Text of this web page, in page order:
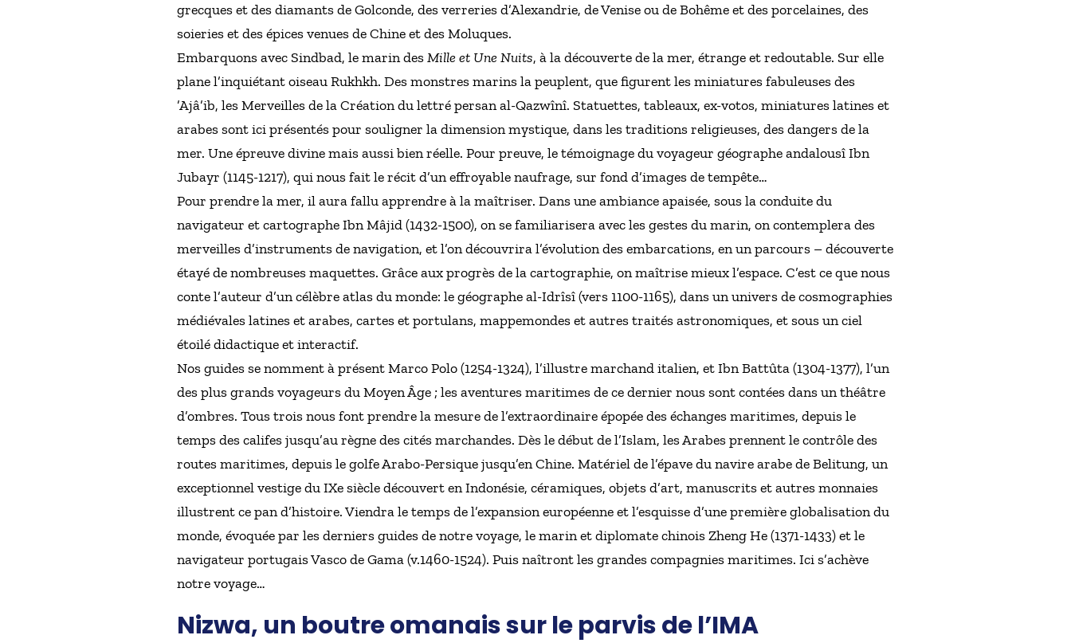
grecques et des diamants de Golconde, des verreries d’Alexandrie, de Venise ou de Bohême et des porcelaines, des
soieries et des épices venues de Chine et des Moluques.
Embarquons avec Sindbad, le marin desMille et Une Nuits, à la découverte de la mer, étrange et redoutable. Sur elle
plane l’inquiétant oiseau Rukhkh. Des monstres marins la peuplent, que figurent les miniatures fabuleuses des
’Ajâ’ib, les Merveilles de la Création du lettré persan al-Qazwînî. Statuettes, tableaux, ex-votos, miniatures latines et
arabes sont ici présentés pour souligner la dimension mystique, dans les traditions religieuses, des dangers de la
mer. Une épreuve divine mais aussi bien réelle. Pour preuve, le témoignage du voyageur géographe andalousî Ibn
Jubayr (1145-1217), qui nous fait le récit d’un effroyable naufrage, sur fond d’images de tempête…
Pour prendre la mer, il aura fallu apprendre à la maîtriser. Dans une ambiance apaisée, sous la conduite du
navigateur et cartographe Ibn Mâjid (1432-1500), on se familiarisera avec les gestes du marin, on contemplera des
merveilles d’instruments de navigation, et l’on découvrira l’évolution des embarcations, en un parcours – découverte
étayé de nombreuses maquettes. Grâce aux progrès de la cartographie, on maîtrise mieux l’espace. C’est ce que nous
conte l’auteur d’un célèbre atlas du monde: le géographe al-Idrîsî (vers 1100-1165), dans un univers de cosmographies
médiévales latines et arabes, cartes et portulans, mappemondes et autres traités astronomiques, et sous un ciel
étoilé didactique et interactif.
Nos guides se nomment à présent Marco Polo (1254-1324), l’illustre marchand italien, et Ibn Battûta (1304-1377), l’un
des plus grands voyageurs du Moyen Âge ; les aventures maritimes de ce dernier nous sont contées dans un théâtre
d’ombres. Tous trois nous font prendre la mesure de l’extraordinaire épopée des échanges maritimes, depuis le
temps des califes jusqu’au règne des cités marchandes. Dès le début de l’Islam, les Arabes prennent le contrôle des
routes maritimes, depuis le golfe Arabo-Persique jusqu’en Chine. Matériel de l’épave du navire arabe de Belitung, un
exceptionnel vestige du IXe siècle découvert en Indonésie, céramiques, objets d’art, manuscrits et autres monnaies
illustrent ce pan d’histoire. Viendra le temps de l’expansion européenne et l’esquisse d’une première globalisation du
monde, évoquée par les derniers guides de notre voyage, le marin et diplomate chinois Zheng He (1371-1433) et le
navigateur portugais Vasco de Gama (v.1460-1524). Puis naîtront les grandes compagnies maritimes. Ici s’achève
notre voyage…
Nizwa, un boutre omanais sur le parvis de l’IMA